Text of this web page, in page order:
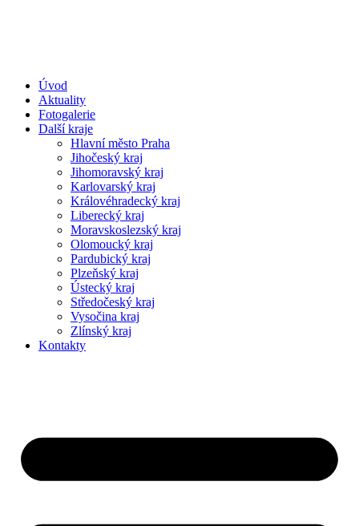
Úvod
Aktuality
Fotogalerie
Další kraje
Hlavní město Praha
Jihočeský kraj
Jihomoravský kraj
Karlovarský kraj
Královéhradecký kraj
Liberecký kraj
Moravskoslezský kraj
Olomoucký kraj
Pardubický kraj
Plzeňský kraj
Ústecký kraj
Středočeský kraj
Vysočina kraj
Zlínský kraj
Kontakty